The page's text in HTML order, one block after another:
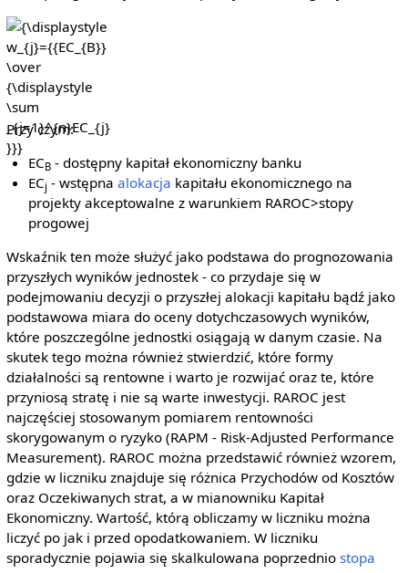
{\displaystyle
w_{j}={{EC_{B}}
\over
{\displaystyle
\sum
_{j=1}^{n}EC_{j}}}}
Przy czym:
ECB - dostępny kapitał ekonomiczny banku
ECj - wstępnaalokacja kapitału ekonomicznego na
projekty akceptowalne z warunkiem RAROC>stopy
progowej
Wskaźnik ten może służyć jako podstawa do prognozowania
przyszłych wyników jednostek - co przydaje się w
podejmowaniu decyzji o przyszłej alokacji kapitału bądź jako
podstawowa miara do oceny dotychczasowych wyników,
które poszczególne jednostki osiągają w danym czasie. Na
skutek tego można również stwierdzić, które formy
działalności są rentowne i warto je rozwijać oraz te, które
przyniosą stratę i nie są warte inwestycji. RAROC jest
najczęściej stosowanym pomiarem rentowności
skorygowanym o ryzyko (RAPM - Risk-Adjusted Performance
Measurement). RAROC można przedstawić również wzorem,
gdzie w liczniku znajduje się różnica Przychodów od Kosztów
oraz Oczekiwanych strat, a w mianowniku Kapitał
Ekonomiczny. Wartość, którą obliczamy w liczniku można
liczyć po jak i przed opodatkowaniem. W liczniku
sporadycznie pojawia się skalkulowana poprzednio stopa